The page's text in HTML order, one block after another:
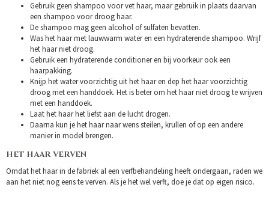
Gebruik geen shampoo voor vet haar, maar gebruik in plaats daarvan
een shampoo voor droog haar.
De shampoo mag geen alcohol of sulfaten bevatten.
Was het haar met lauwwarm water en een hydraterende shampoo. Wrijf
het haar niet droog.
Gebruik een hydraterende conditioner en bij voorkeur ook een
haarpakking.
Knijp het water voorzichtig uit het haar en dep het haar voorzichtig
droog met een handdoek. Het is beter om het haar niet droog te wrijven
met een handdoek.
Laat het haar het liefst aan de lucht drogen.
Daarna kun je het haar naar wens steilen, krullen of op een andere
manier in model brengen.
HET HAAR VERVEN
Omdat het haar in de fabriek al een verfbehandeling heeft ondergaan, raden we
aan het niet nog eens te verven. Als je het wel verft, doe je dat op eigen risico.